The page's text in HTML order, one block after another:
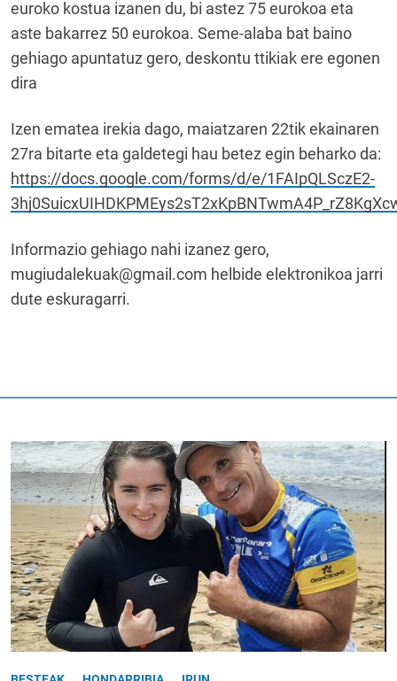
euroko kostua izanen du, bi astez 75 eurokoa eta
aste bakarrez 50 eurokoa. Seme-alaba bat baino
gehiago apuntatuz gero, deskontu ttikiak ere egonen
dira
Izen ematea irekia dago, maiatzaren 22tik ekainaren
27ra bitarte eta galdetegi hau betez egin beharko da:
https://docs.google.com/forms/d/e/1FAIpQLSczE2-
Informazio gehiago nahi izanez gero,
mugiudalekuak@gmail.com helbide elektronikoa jarri
dute eskuragarri.